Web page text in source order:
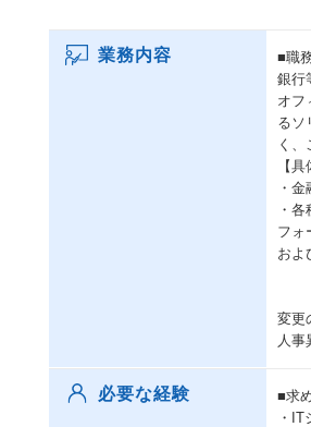
業務内容
■職
銀行
オフ
るソ
く、
【
・
・
フォ
およ
変更
人事
必要な経験
■求
・IT